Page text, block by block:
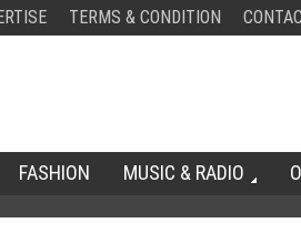
TERMS & CONDITION
FASHION MUSIC & RADIO